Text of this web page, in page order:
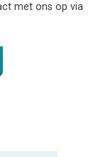
met ons op via